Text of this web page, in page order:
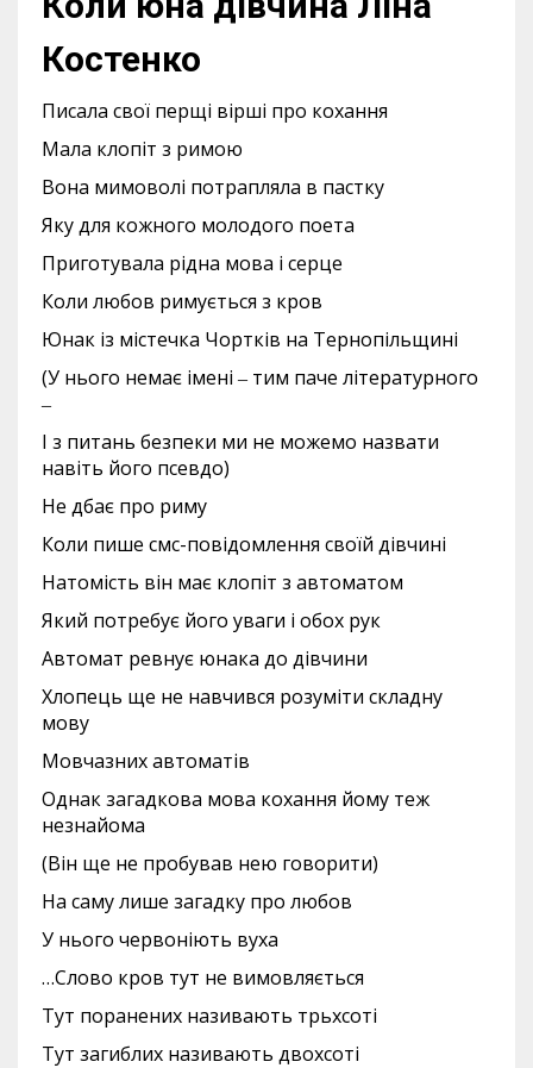
Костенко
Писала свої перщі вірші про кохання
Мала клопіт з римою
Вона мимоволі потрапляла в пастку
Яку для кожного молодого поета
Приготувала рідна мова і серце
Коли любов римується з кров
Юнак із містечка Чортків на Тернопільщині
(У нього немає імені ‒ тим паче літературного
‒
І з питань безпеки ми не можемо назвати
навіть його псевдо)
Не дбає про риму
Коли пише смс-повідомлення своїй дівчині
Натомість він має клопіт з автоматом
Який потребує його уваги і обох рук
Автомат ревнує юнака до дівчини
Хлопець ще не навчився розуміти складну
мову
Мовчазних автоматів
Однак загадкова мова кохання йому теж
незнайома
(Він ще не пробував нею говорити)
На саму лише загадку про любов
У нього червоніють вуха
…Слово кров тут не вимовляється
Тут поранених називають трьхсоті
Тут загиблих називають двохсоті